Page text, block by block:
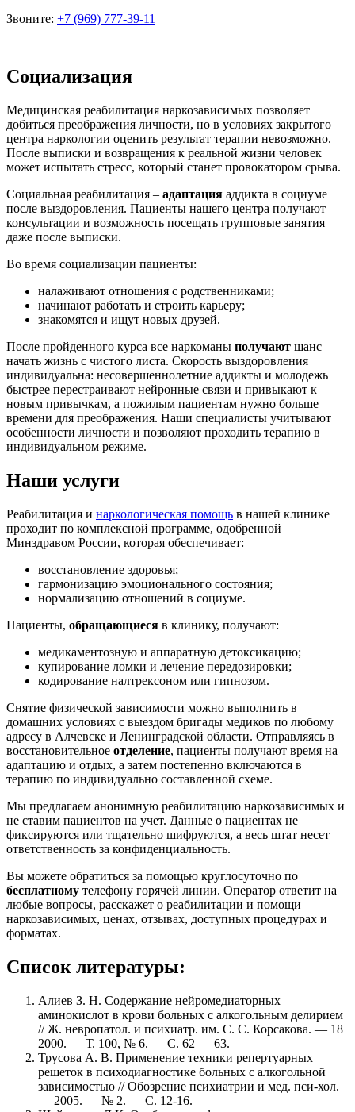
Звоните: +7 (969) 777-39-11
Социализация
Медицинская реабилитация наркозависимых позволяет
добиться преображения личности, но в условиях закрытого
центра наркологии оценить результат терапии невозможно.
После выписки и возвращения к реальной жизни человек
может испытать стресс, который станет провокатором срыва.
Социальная реабилитация – адаптация аддикта в социуме
после выздоровления. Пациенты нашего центра получают
консультации и возможность посещать групповые занятия
даже после выписки.
Во время социализации пациенты:
налаживают отношения с родственниками;
начинают работать и строить карьеру;
знакомятся и ищут новых друзей.
После пройденного курса все наркоманы получают шанс
начать жизнь с чистого листа. Скорость выздоровления
индивидуальна: несовершеннолетние аддикты и молодежь
быстрее перестраивают нейронные связи и привыкают к
новым привычкам, а пожилым пациентам нужно больше
времени для преображения. Наши специалисты учитывают
особенности личности и позволяют проходить терапию в
индивидуальном режиме.
Наши услуги
Реабилитация и наркологическая помощь в нашей клинике
проходит по комплексной программе, одобренной
Минздравом России, которая обеспечивает:
восстановление здоровья;
гармонизацию эмоционального состояния;
нормализацию отношений в социуме.
Пациенты, обращающиеся в клинику, получают:
медикаментозную и аппаратную детоксикацию;
купирование ломки и лечение передозировки;
кодирование налтрексоном или гипнозом.
Снятие физической зависимости можно выполнить в
домашних условиях с выездом бригады медиков по любому
адресу в Алчевске и Ленинградской области. Отправляясь в
восстановительное отделение, пациенты получают время на
адаптацию и отдых, а затем постепенно включаются в
терапию по индивидуально составленной схеме.
Мы предлагаем анонимную реабилитацию наркозависимых и
не ставим пациентов на учет. Данные о пациентах не
фиксируются или тщательно шифруются, а весь штат несет
ответственность за конфиденциальность.
Вы можете обратиться за помощью круглосуточно по
бесплатному телефону горячей линии. Оператор ответит на
любые вопросы, расскажет о реабилитации и помощи
наркозависимых, ценах, отзывах, доступных процедурах и
форматах.
Список литературы:
Алиев З. Н. Содержание нейромедиаторных
аминокислот в крови больных с алкогольным делирием
// Ж. невропатол. и психиатр. им. С. С. Корсакова. — 18
2000. — Т. 100, № 6. — С. 62 — 63.
Трусова А. В. Применение техники репертуарных
решеток в психодиагностике больных с алкогольной
зависимостью // Обозрение психиатрии и мед. пси-хол.
— 2005. — № 2. — С. 12-16.